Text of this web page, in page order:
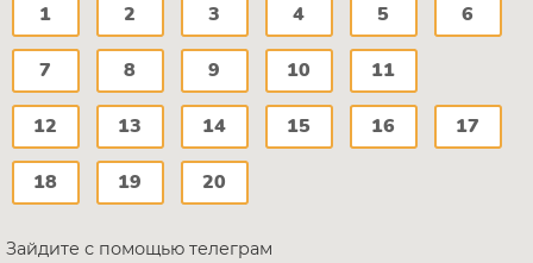
1 2 3 4 5 6
7 8 9 10 11
12 13 14 15 16 17
18 19 20
Зайдите с помощью телеграм